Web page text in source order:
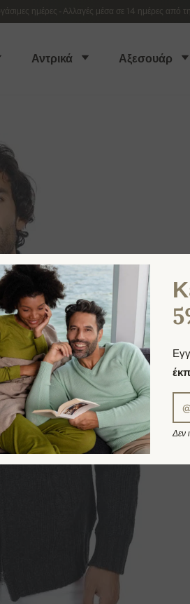
ημέρες - Αλλαγές μέσα σε 14 ημέρες από
Αντρικά Αξεσουάρ
Δεν